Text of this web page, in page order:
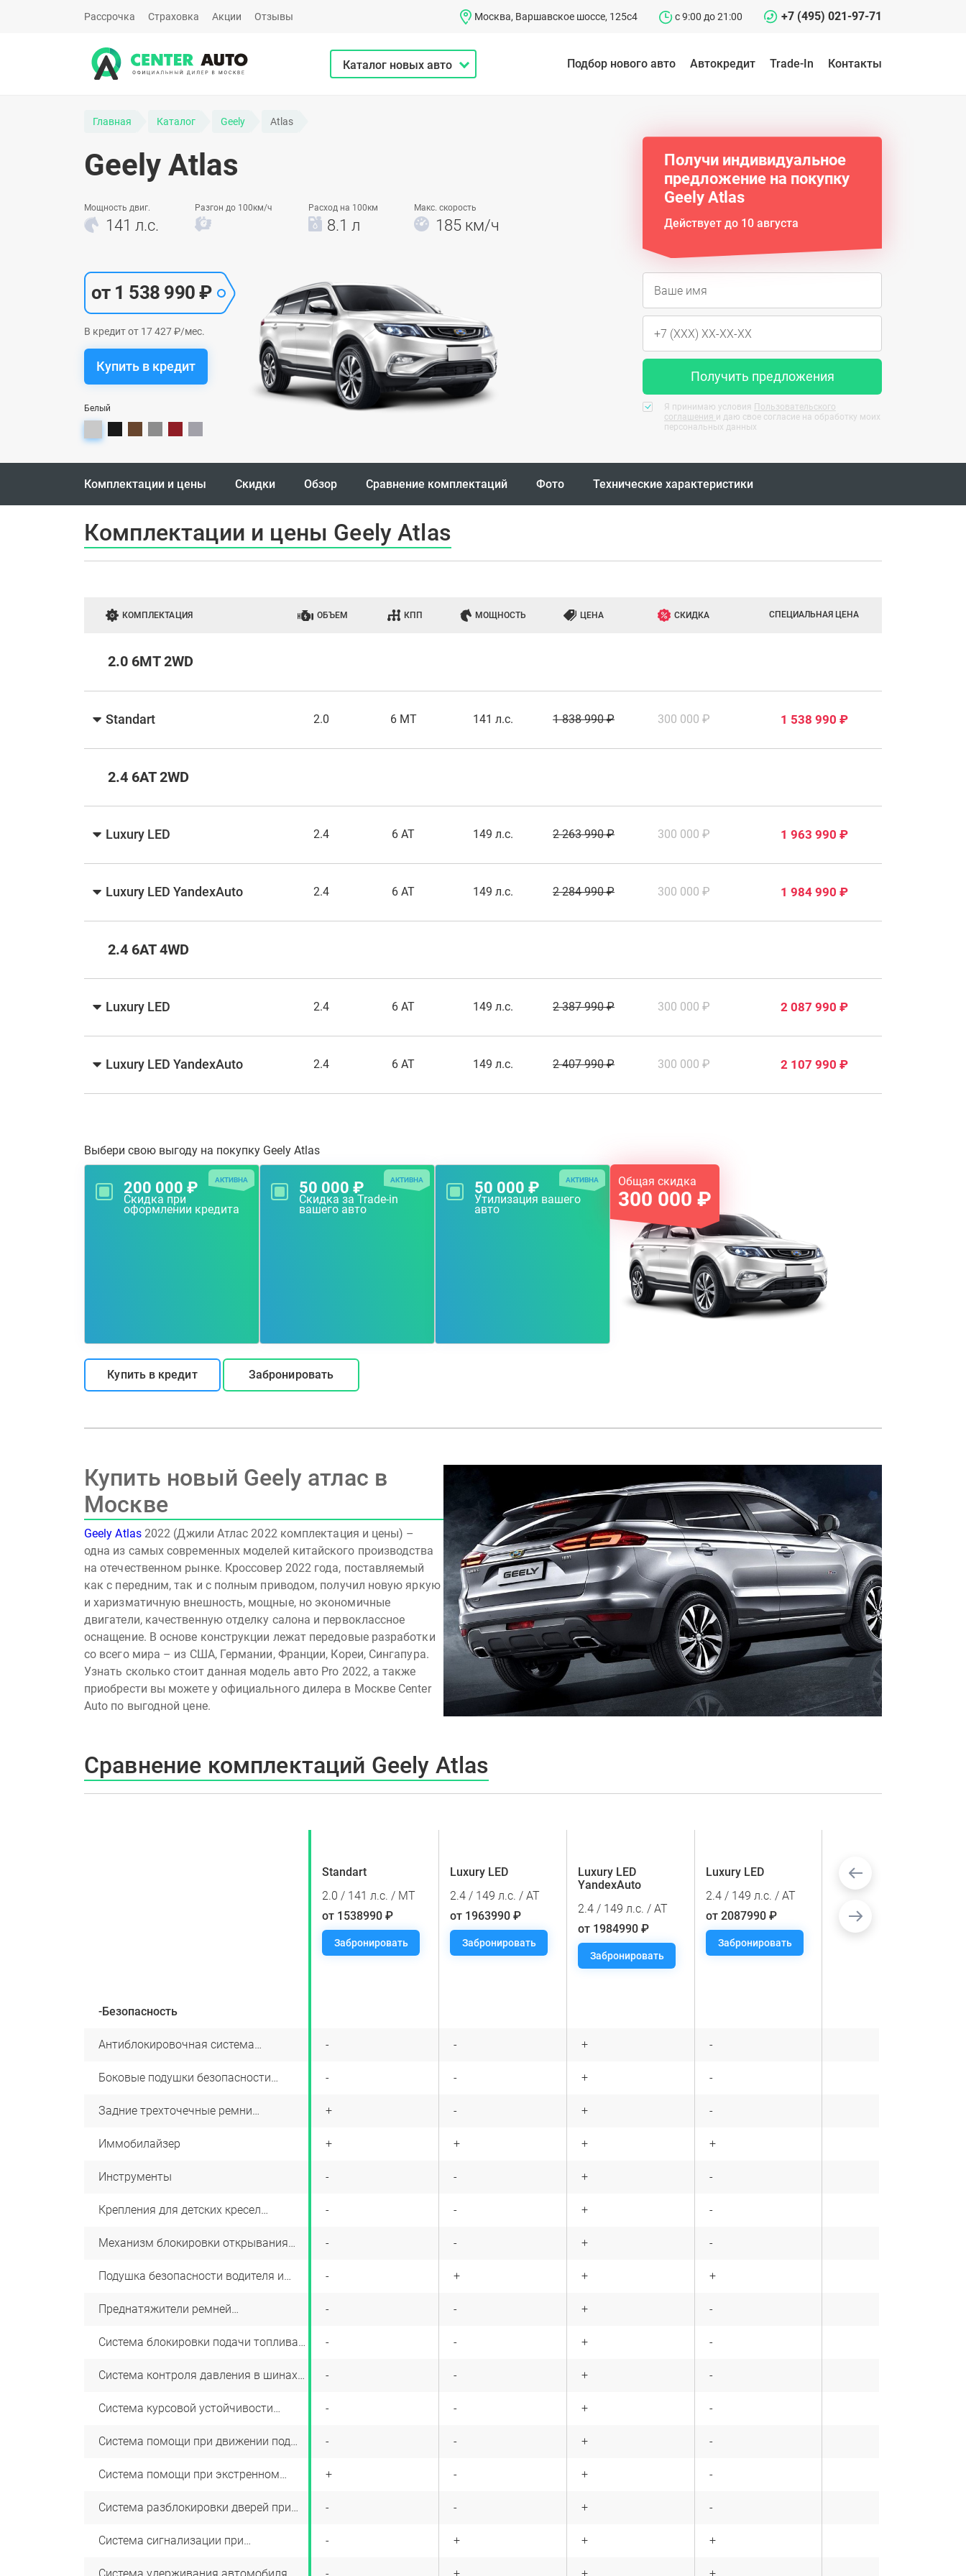
Рассрочка Страховка Акции Отзывы Москва, Варшавское шоссе, 125с4 c 9:00 до 21:00 +7 (495) 021-97-71
Каталог новых авто Подбор нового авто Автокредит Trade-In Контакты
Главная Каталог Geely Atlas
Geely Atlas
Мощность двиг.
141 л.с.
Разгон до 100км/ч Расход на 100км
8.1 л
Макс. скорость
185 км/ч
от 1 538 990 ₽
В кредит от 17 427 ₽/мес.
Купить в кредит
Белый
Получи индивидуальное
предложение на покупку
Geely Atlas
Действует до 10 августа
Получить предложения
Я принимаю условия Пользовательского
соглашения и даю свое согласие на обработку моих
персональных данных
Комплектации и цены Скидки Обзор Сравнение комплектаций Фото Технические характеристики
Комплектации и цены Geely Atlas
КОМПЛЕКТАЦИЯ ОБЪЕМ КПП МОЩНОСТЬ ЦЕНА СКИДКА СПЕЦИАЛЬНАЯ ЦЕНА
2.0 6MT 2WD
Standart 2.0 6 MT 141 л.с. 1 838 990 ₽ 300 000 ₽ 1 538 990 ₽
2.4 6AT 2WD
Luxury LED 2.4 6 AT 149 л.с. 2 263 990 ₽ 300 000 ₽ 1 963 990 ₽
Luxury LED YandexAuto 2.4 6 AT 149 л.с. 2 284 990 ₽ 300 000 ₽ 1 984 990 ₽
2.4 6AT 4WD
Luxury LED 2.4 6 AT 149 л.с. 2 387 990 ₽ 300 000 ₽ 2 087 990 ₽
Luxury LED YandexAuto 2.4 6 AT 149 л.с. 2 407 990 ₽ 300 000 ₽ 2 107 990 ₽
Выбери свою выгоду на покупку Geely Atlas
200 000 ₽
Скидка при
оформлении кредита
АКТИВНА 50 000 ₽
Скидка за Trade-in
вашего авто
АКТИВНА 50 000 ₽
Утилизация вашего
авто
АКТИВНА Общая скидка
300 000 ₽
Купить в кредит Забронировать
Купить новый Geely атлас в
Москве
GeelyAtlas 2022 (Джили Атлас 2022 комплектация и цены) –
одна из самых современных моделей китайского производства
на отечественном рынке. Кроссовер 2022 года, поставляемый
как с передним, так и с полным приводом, получил новую яркую
и харизматичную внешность, мощные, но экономичные
двигатели, качественную отделку салона и первоклассное
оснащение. В основе конструкции лежат передовые разработки
со всего мира – из США, Германии, Франции, Кореи, Сингапура.
Узнать сколько стоит данная модель авто Pro 2022, а также
приобрести вы можете у официального дилера в Москве Center
Auto по выгодной цене.
Сравнение комплектаций Geely Atlas
-Безопасность
Антиблокировочная система
распределения тормозных усилий
Боковые подушки безопасности
шторки безопасности
Задние трехточечные ремни
Иммобилайзер
Инструменты
Крепления для детских кресел
Механизм блокировки открывания
(«Детский замок»)
Подушка безопасности водителя и
Преднатяжители ремней
Система блокировки подачи топлива
Система контроля давления в шинах
Система курсовой устойчивости
Система помощи при движении под
Система помощи при экстренном
Система разблокировки дверей при
Система сигнализации при
+
+
+
+
+
+
+
+
+
+
+
+
+
+
Standart
2.0 / 141 л.с. / MT
от 1538990 ₽
Забронировать
-
-
+
+
-
-
-
-
-
-
-
-
-
+
-
-
Luxury LED
2.4 / 149 л.с. / AT
от 1963990 ₽
Забронировать
-
-
-
+
-
-
-
+
-
-
-
-
-
-
-
+
Luxury LED
YandexAuto
2.4 / 149 л.с. / AT
от 1984990 ₽
Забронировать
+
+
+
+
+
+
+
+
+
+
+
+
+
+
+
+
Luxury LED
2.4 / 149 л.с. / AT
от 2087990 ₽
Забронировать
-
-
-
+
-
-
-
+
-
-
-
-
-
-
-
+
Luxury LED
YandexAuto
2.4 / 149 л.с. / AT
от 2107990 ₽